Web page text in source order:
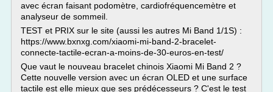
avec écran faisant podomètre, cardiofréquencemètre et
analyseur de sommeil.
TEST et PRIX sur le site (aussi les autres Mi Band 1/1S) :
https://www.bxnxg.com/xiaomi-mi-band-2-bracelet-
connecte-tactile-ecran-a-moins-de-30-euros-en-test/
Que vaut le nouveau bracelet chinois Xiaomi Mi Band 2 ?
Cette nouvelle version avec un écran OLED et une surface
tactile est elle mieux que ses prédécesseurs ? C'est le test